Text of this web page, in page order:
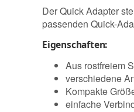
Der Quick Adapter
passenden Quick-
Eigenschaften:
Aus rostfreiem
verschiedene
Kompakte
einfache